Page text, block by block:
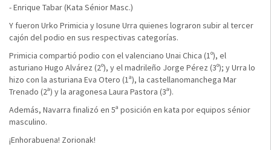
- Enrique Tabar (Kata Sénior Masc.)
Y fueron Urko Primicia y Iosune Urra quienes lograron subir al tercer
cajón del podio en sus respectivas categorías.
Primicia compartió podio con el valenciano Unai Chica (1º), el
asturiano Hugo Alvárez (2º), y el madrileño Jorge Pérez (3º); y Urra lo
hizo con la asturiana Eva Otero (1ª), la castellanomanchega Mar
Trenado (2ª) y la aragonesa Laura Pastora (3ª).
Además, Navarra finalizó en 5ª posición en kata por equipos sénior
masculino.
¡Enhorabuena! Zorionak!